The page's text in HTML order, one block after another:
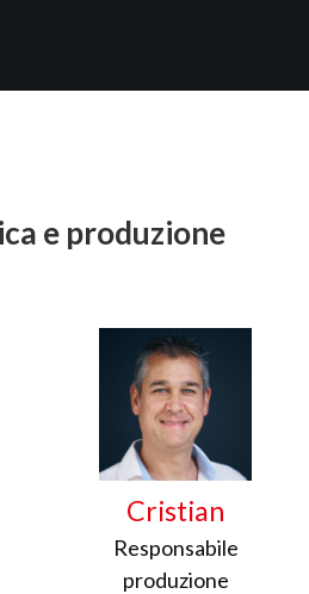
e produzione
Cristian
Responsabile
produzione